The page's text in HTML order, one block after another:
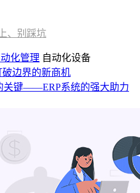
、别踩坑
化管理 自动化设备
破边界的新商机
关键——ERP系统的强大助力